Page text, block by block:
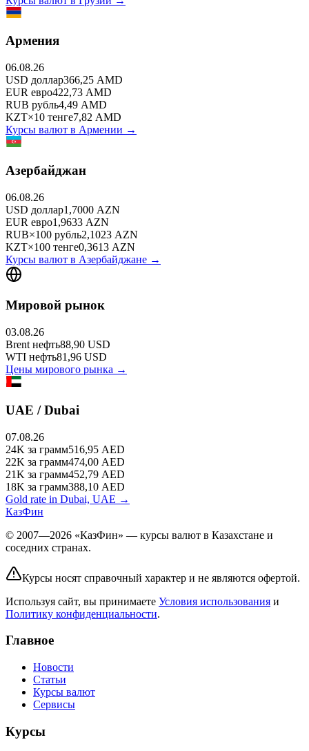
Армения
06.08.26
USD доллар366,25 AMD
EUR евро422,73 AMD
RUB рубль4,49 AMD
KZT×10 тенге7,82 AMD
Курсы валют в Армении →
Азербайджан
06.08.26
USD доллар1,7000 AZN
EUR евро1,9633 AZN
RUB×100 рубль2,1023 AZN
KZT×100 тенге0,3613 AZN
Курсы валют в Азербайджане →
Мировой рынок
03.08.26
Brent нефть88,90 USD
WTI нефть81,96 USD
Цены мирового рынка →
UAE / Dubai
07.08.26
24K за грамм516,95 AED
22K за грамм474,00 AED
21K за грамм452,79 AED
18K за грамм388,10 AED
Gold rate in Dubai, UAE →
КазФин
© 2007—2026 «КазФин» — курсы валют в Казахстане и
соседних странах.
Курсы носят справочный характер и не являются офертой.
Используя сайт, вы принимаете Условия использования и
Политику конфиденциальности.
Главное
Новости
Статьи
Курсы валют
Сервисы
Курсы